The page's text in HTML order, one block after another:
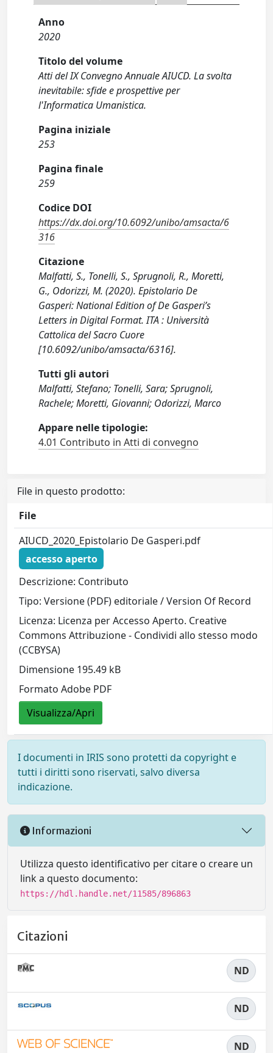
Anno
2020
Titolo del volume
Atti del IX Convegno Annuale AIUCD. La svolta
inevitabile: sfide e prospettive per
l'Informatica Umanistica.
Pagina iniziale
253
Pagina finale
259
Codice DOI
https://dx.doi.org/10.6092/unibo/amsacta/6
316
Citazione
Malfatti, S., Tonelli, S., Sprugnoli, R., Moretti,
G., Odorizzi, M. (2020). Epistolario De
Gasperi: National Edition of De Gasperi’s
Letters in Digital Format. ITA : Università
Cattolica del Sacro Cuore
[10.6092/unibo/amsacta/6316].
Tutti gli autori
Malfatti, Stefano; Tonelli, Sara; Sprugnoli,
Rachele; Moretti, Giovanni; Odorizzi, Marco
Appare nelle tipologie:
4.01 Contributo in Atti di convegno
File in questo prodotto:
File
AIUCD_2020_Epistolario De Gasperi.pdf
accesso aperto
Descrizione: Contributo
Tipo: Versione (PDF) editoriale / Version Of Record
Licenza: Licenza per Accesso Aperto. Creative
Commons Attribuzione - Condividi allo stesso modo
(CCBYSA)
Dimensione 195.49 kB
Formato Adobe PDF
Visualizza/Apri
I documenti in IRIS sono protetti da copyright e
tutti i diritti sono riservati, salvo diversa
indicazione.
Informazioni
Utilizza questo identificativo per citare o creare un
link a questo documento:
https://hdl.handle.net/11585/896863
Citazioni
ND
ND
ND